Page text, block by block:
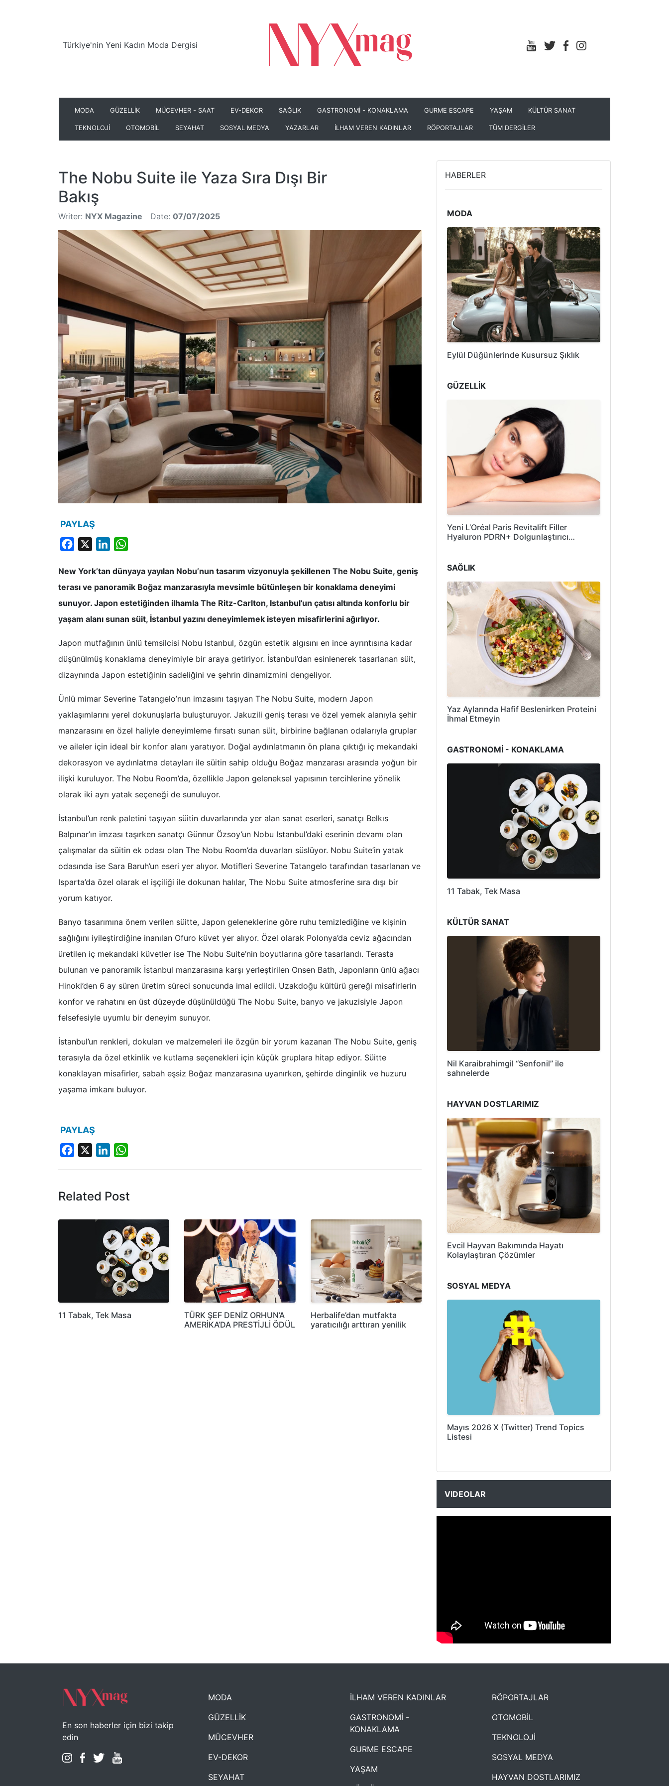
Türkiye'nin Yeni Kadın Moda Dergisi
MODA GÜZELLİK MÜCEVHER - SAAT EV-DEKOR SAĞLIK GASTRONOMİ - KONAKLAMA GURME ESCAPE YAŞAM KÜLTÜR SANAT
TEKNOLOJİ OTOMOBİL SEYAHAT SOSYAL MEDYA YAZARLAR İLHAM VEREN KADINLAR RÖPORTAJLAR TÜM DERGİLER
The Nobu Suite ile Yaza Sıra Dışı Bir
Bakış
Writer: NYX Magazine Date: 07/07/2025
PAYLAŞ
Facebook LinkedIn
New York’tan dünyaya yayılan Nobu’nun tasarım vizyonuyla şekillenen The Nobu Suite, geniş
terası ve panoramik Boğaz manzarasıyla mevsimle bütünleşen bir konaklama deneyimi
sunuyor. Japon estetiğinden ilhamla The Ritz-Carlton, Istanbul’un çatısı altında konforlu bir
yaşam alanı sunan süit, İstanbul yazını deneyimlemek isteyen misafirlerini ağırlıyor.
Japon mutfağının ünlü temsilcisi Nobu Istanbul, özgün estetik algısını en ince ayrıntısına kadar
düşünülmüş konaklama deneyimiyle bir araya getiriyor. İstanbul’dan esinlenerek tasarlanan süit,
dizaynında Japon estetiğinin sadeliğini ve şehrin dinamizmini dengeliyor.
Ünlü mimar Severine Tatangelo’nun imzasını taşıyan The Nobu Suite, modern Japon
yaklaşımlarını yerel dokunuşlarla buluşturuyor. Jakuzili geniş terası ve özel yemek alanıyla şehir
manzarasını en özel haliyle deneyimleme fırsatı sunan süit, birbirine bağlanan odalarıyla gruplar
ve aileler için ideal bir konfor alanı yaratıyor. Doğal aydınlatmanın ön plana çıktığı iç mekandaki
dekorasyon ve aydınlatma detayları ile süitin sahip olduğu Boğaz manzarası arasında yoğun bir
ilişki kuruluyor. The Nobu Room’da, özellikle Japon geleneksel yapısının tercihlerine yönelik
olarak iki ayrı yatak seçeneği de sunuluyor.
İstanbul’un renk paletini taşıyan süitin duvarlarında yer alan sanat eserleri, sanatçı Belkıs
Balpınar’ın imzası taşırken sanatçı Günnur Özsoy’un Nobu Istanbul’daki eserinin devamı olan
çalışmalar da süitin ek odası olan The Nobu Room’da duvarları süslüyor. Nobu Suite’in yatak
odasında ise Sara Baruh’un eseri yer alıyor. Motifleri Severine Tatangelo tarafından tasarlanan ve
Isparta’da özel olarak el işçiliği ile dokunan halılar, The Nobu Suite atmosferine sıra dışı bir
yorum katıyor.
Banyo tasarımına önem verilen süitte, Japon geleneklerine göre ruhu temizlediğine ve kişinin
sağlığını iyileştirdiğine inanılan Ofuro küvet yer alıyor. Özel olarak Polonya’da ceviz ağacından
üretilen iç mekandaki küvetler ise The Nobu Suite’nin boyutlarına göre tasarlandı. Terasta
bulunan ve panoramik İstanbul manzarasına karşı yerleştirilen Onsen Bath, Japonların ünlü ağacı
Hinoki’den 6 ay süren üretim süreci sonucunda imal edildi. Uzakdoğu kültürü gereği misafirlerin
konfor ve rahatını en üst düzeyde düşünüldüğü The Nobu Suite, banyo ve jakuzisiyle Japon
felsefesiyle uyumlu bir deneyim sunuyor.
İstanbul’un renkleri, dokuları ve malzemeleri ile özgün bir yorum kazanan The Nobu Suite, geniş
terasıyla da özel etkinlik ve kutlama seçenekleri için küçük gruplara hitap ediyor. Süitte
konaklayan misafirler, sabah eşsiz Boğaz manzarasına uyanırken, şehirde dinginlik ve huzuru
yaşama imkanı buluyor.
PAYLAŞ
Facebook LinkedIn
Related Post
11 Tabak, Tek Masa
TÜRK ŞEF DENİZ ORHUN’A
AMERİKA’DA PRESTİJLİ ÖDÜL
Herbalife’dan mutfakta
yaratıcılığı arttıran yenilik
HABERLER
MODA
Eylül Düğünlerinde Kusursuz Şıklık
GÜZELLİK
Yeni L’Oréal Paris Revitalift Filler
Hyaluron PDRN+ Dolgunlaştırıcı…
SAĞLIK
Yaz Aylarında Hafif Beslenirken Proteini
İhmal Etmeyin
GASTRONOMİ - KONAKLAMA
11 Tabak, Tek Masa
KÜLTÜR SANAT
Nil Karaibrahimgil “Senfonil” ile
sahnelerde
HAYVAN DOSTLARIMIZ
Evcil Hayvan Bakımında Hayatı
Kolaylaştıran Çözümler
SOSYAL MEDYA
Mayıs 2026 X (Twitter) Trend Topics
Listesi
VIDEOLAR
NYXmag 2. Yaş Kutlama Etkinliği
En son haberler için bizi takip
edin
MODA
GÜZELLİK
MÜCEVHER
EV-DEKOR
SEYAHAT
İLHAM VEREN KADINLAR
GASTRONOMİ -
KONAKLAMA
GURME ESCAPE
YAŞAM
RÖPORTAJLAR
OTOMOBİL
TEKNOLOJİ
SOSYAL MEDYA
HAYVAN DOSTLARIMIZ